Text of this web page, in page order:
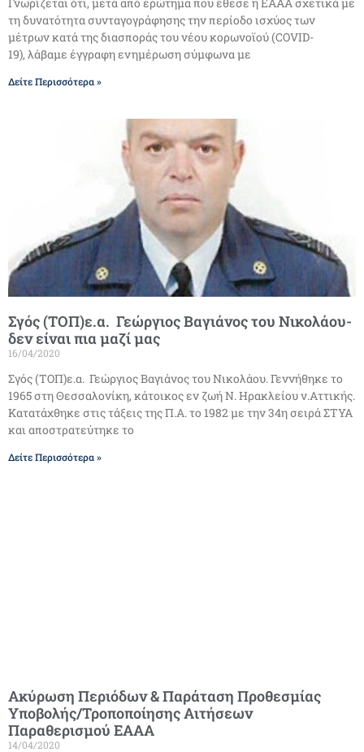
Γνωρίζεται ότι, μετά από ερώτημα που έθεσε η ΕΑΑΑ σχετικά με
τη δυνατότητα συνταγογράφησης την περίοδο ισχύος των
μέτρων κατά της διασποράς του νέου κορωνοϊού (COVID-
19), λάβαμε έγγραφη ενημέρωση σύμφωνα με
Δείτε Περισσότερα »
Σγός (ΤΟΠ)ε.α. Γεώργιος Βαγιάνος του Νικολάου-
δεν είναι πια μαζί μας
16/04/2020
Σγός (ΤΟΠ)ε.α. Γεώργιος Βαγιάνος του Νικολάου. Γεννήθηκε το
1965 στη Θεσσαλονίκη, κάτοικος εν ζωή Ν. Ηρακλείου ν.Αττικής.
Κατατάχθηκε στις τάξεις της Π.Α. το 1982 με την 34η σειρά ΣΤΥΑ
και αποστρατεύτηκε το
Δείτε Περισσότερα »
Ακύρωση Περιόδων & Παράταση Προθεσμίας
Υποβολής/Τροποποίησης Αιτήσεων
Παραθερισμού ΕΑΑΑ
14/04/2020